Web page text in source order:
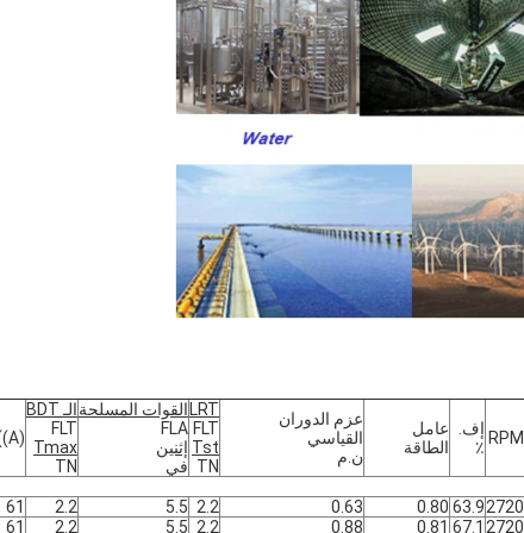
RPM إف.
٪
عامل
الطاقة
عزم الدوران
القياسي
ن.م
LRT
FLT
Tst
TN
القوات المسلحة
FLA
إثنين
في
الـ BDT
FLT
Tmax
TN
2720
63.9
0.80
0.63
2.2
5.5
2.2
61
2720
67.1
0.81
0.88
2.2
5.5
2.2
61